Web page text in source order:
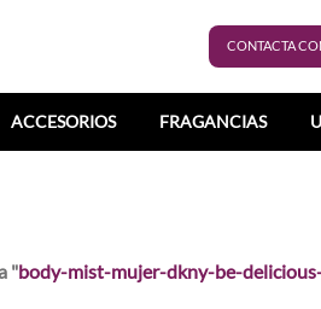
CONTACTA
ACCESORIOS FRAGANCIAS
"body-mist-mujer-dkny-be-